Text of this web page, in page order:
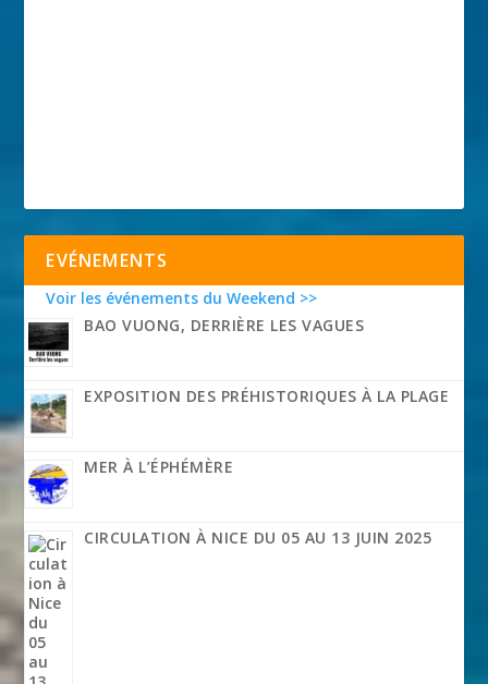
EVÉNEMENTS
Voir les événements du Weekend >>
BAO VUONG, DERRIÈRE LES VAGUES
EXPOSITION DES PRÉHISTORIQUES À LA PLAGE
MER À L’ÉPHÉMÈRE
CIRCULATION À NICE DU 05 AU 13 JUIN 2025